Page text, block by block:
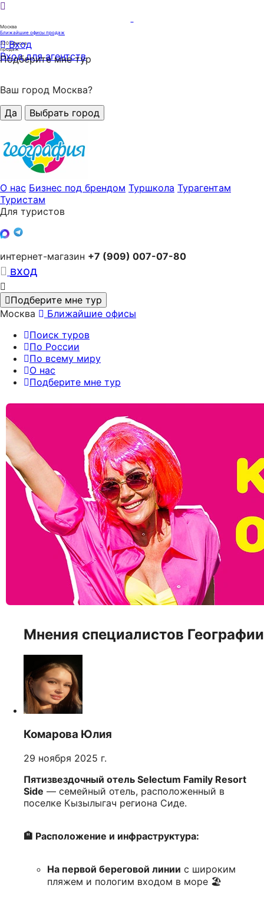
Москва
Ближайшие офисы продаж
320офисов
продаж
Вход
Вход для агентств
Подберите мне тур
Ваш город Москва?
Да
Выбрать город
О нас Бизнес под брендом Туршкола Турагентам
Туристам
Для туристов
интернет-магазин +7 (909) 007-07-80
вход
Подберите мне тур
Москва
Ближайшие офисы
Поиск туров
По России
По всему миру
О нас
Подберите мне тур
Мнения специалистов Географии
Комарова Юлия
29 ноября 2025 г.
Пятизвездочный отель Selectum Family Resort
Side — семейный отель, расположенный в
поселке Кызылыгач региона Сиде.
🏨 Расположение и инфраструктура:
На первой береговой линии с широким
пляжем и пологим входом в море 🏖️